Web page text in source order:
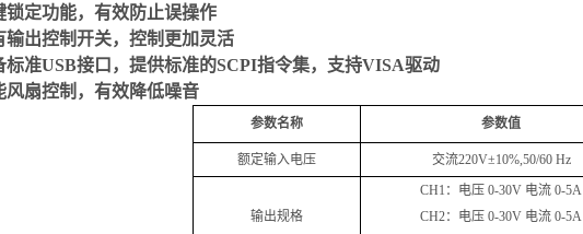
锁定功能，有效防止误操作
输出控制开关，控制更加灵活
标准USB接口，提供标准的SCPI指令集，支持VISA驱动
风扇控制，有效降低噪音
参数名称 参数值
额定输入电压 交流220V±10%,50/60 Hz
输出规格
CH1 ：电压 0-30V 电流 0-5A
CH2：电压 0-30V 电流 0-5A